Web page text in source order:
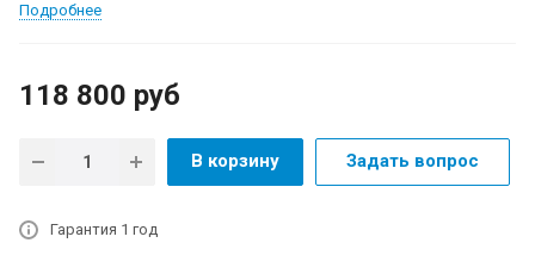
Подробнее
118 800 руб
В корзину Задать вопрос
Гарантия 1 год